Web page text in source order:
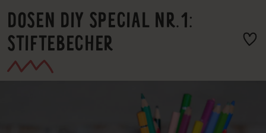
DOSEN DIY SPECIAL NR.1:
STIFTEBECHER